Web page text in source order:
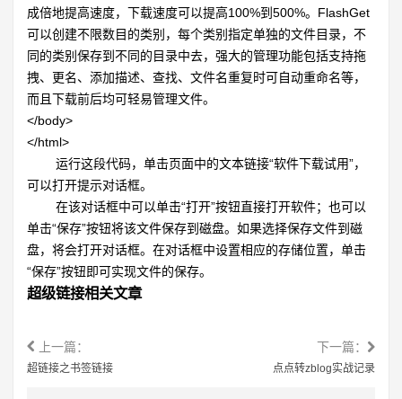
成倍地提高速度，下载速度可以提高100%到500%。FlashGet
可以创建不限数目的类别，每个类别指定单独的文件目录，不
同的类别保存到不同的目录中去，强大的管理功能包括支持拖
拽、更名、添加描述、查找、文件名重复时可自动重命名等，
而且下载前后均可轻易管理文件。
</body>
</html>
运行这段代码，单击页面中的文本链接“软件下载试用”，
可以打开提示对话框。
在该对话框中可以单击“打开”按钮直接打开软件；也可以
单击“保存”按钮将该文件保存到磁盘。如果选择保存文件到磁
盘，将会打开对话框。在对话框中设置相应的存储位置，单击
“保存”按钮即可实现文件的保存。
超级链接相关文章
上一篇：
超链接之书签链接
下一篇：
点点转zblog实战记录